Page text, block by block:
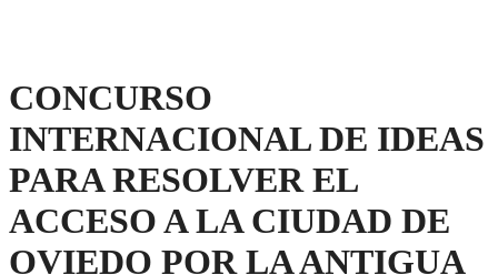
CONCURSO
INTERNACIONAL DE IDEAS
PARA RESOLVER EL
ACCESO A LA CIUDAD DE
OVIEDO POR LA ANTIGUA